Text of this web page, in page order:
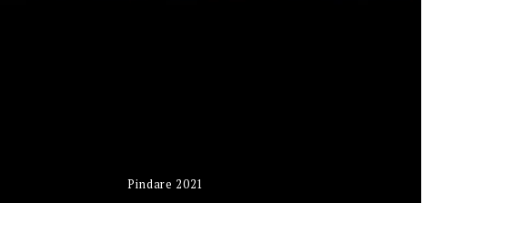
Pindare 2021